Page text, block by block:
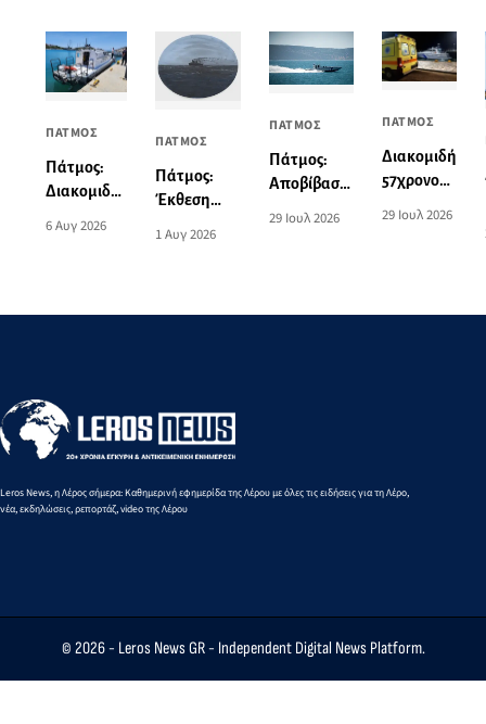
ΠΑΤΜΟΣ
Πάτμος:
Διακομιδή
στη Λέρο
6 Αυγ 2026
ΠΑΤΜΟΣ
Πάτμος:
Έκθεση
του Norman
Σταύρακα
1 Αυγ 2026
ΠΑΤΜΟΣ
Πάτμος:
Αποβίβαση
τραυματία
29 Ιουλ 2026
ΠΑΤΜΟΣ
Διακομιδή
57χρονου
29 Ιουλ 2026
Leros News, η Λέρος σήμερα: Καθημερινή εφημερίδα της Λέρου με όλες τις ειδήσεις για τη Λέρο,
νέα, εκδηλώσεις, ρεπορτάζ, video της Λέρου
© 2026 - Leros News GR- Independent Digital News Platform.